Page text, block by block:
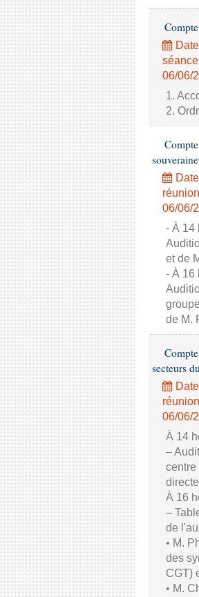
séance
06/06/
1.
2.
06/06/
- À 14
et de
- À 16
de M.
secteurs
06/06/
À 14
–
centre
À 16
–
de
• M.
des
CGT)
• M.